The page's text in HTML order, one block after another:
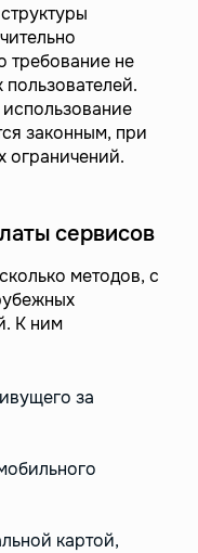
требование не
пользователей.
законным, при
ограничений.
сервисов
методов, с
К ним
за
картой,